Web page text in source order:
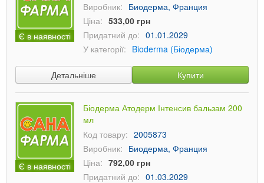
Є в наявності
Виробник: Биодерма, Франция
Ціна: 533,00 грн
Придатний до: 01.01.2029
У категорії: Bioderma (Біодерма)
Детальніше Купити
Є в наявності
Біодерма Атодерм Інтенсив бальзам 200
мл
Код товару: 2005873
Виробник: Биодерма, Франция
Ціна: 792,00 грн
Придатний до: 01.03.2029